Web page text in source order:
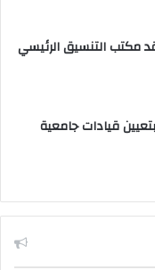
مكتب التنسيق الرئيسي
قيادات جامعية